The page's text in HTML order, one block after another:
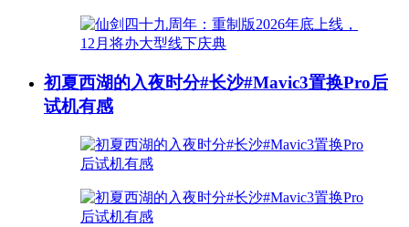
初夏西湖的入夜时分#长沙#Mavic3置换Pro后
试机有感